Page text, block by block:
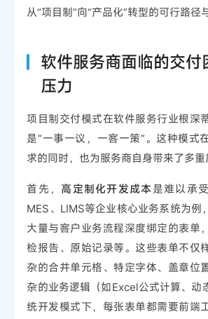
从“项目制”向“产品化”转型的可行路径
软件服务商面临的交付
压力
项目制交付模式在软件服务行业根深
是“一事一议，一客一策”。这种模式
求的同时，也为服务商自身带来了多重
首先， 高定制化开发成本是难以承
MES、LIMS等企业核心业务系统为例
大量与客户业务流程深度绑定的表单
检报告、原始记录等。这些表单不仅
杂的合并单元格、特定字体、盖章位
杂的业务逻辑（如Excel公式计算、动
统开发模式下，每张表单都需要前端